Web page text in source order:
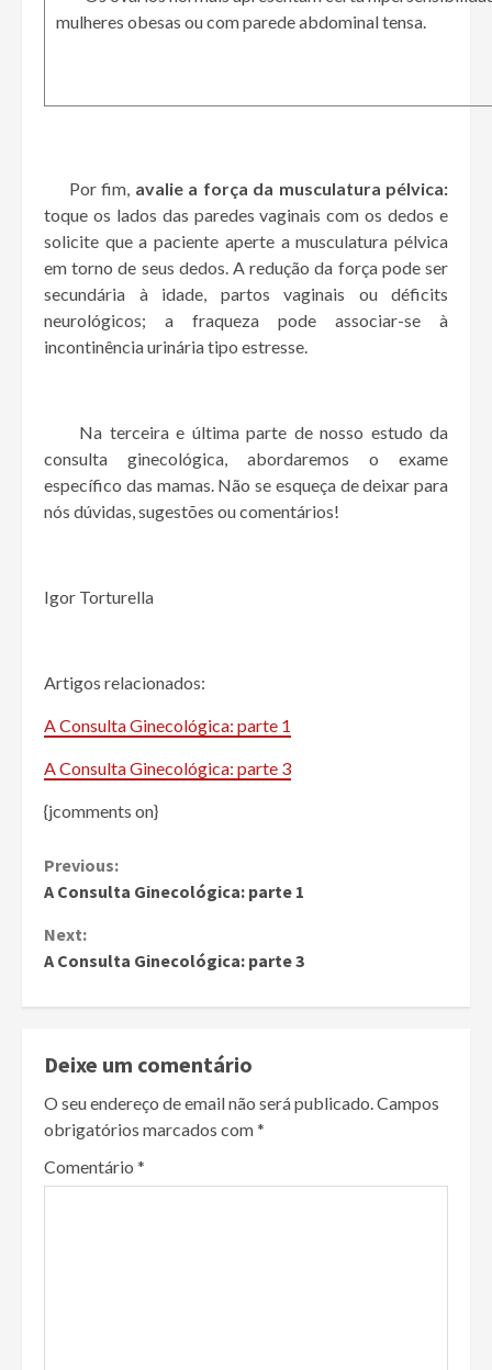
mulheres obesas ou com parede abdominal tensa.
Por fim, avalie a força da musculatura pélvica:
toque os lados das paredes vaginais com os dedos e
solicite que a paciente aperte a musculatura pélvica
em torno de seus dedos. A redução da força pode ser
secundária à idade, partos vaginais ou déficits
neurológicos; a fraqueza pode associar-se à
incontinência urinária tipo estresse.
Na terceira e última parte de nosso estudo da
consulta ginecológica, abordaremos o exame
específico das mamas. Não se esqueça de deixar para
nós dúvidas, sugestões ou comentários!
Igor Torturella
Artigos relacionados:
A Consulta Ginecológica: parte 1
A Consulta Ginecológica: parte 3
{jcomments on}
Continue
Previous:
A Consulta Ginecológica: parte 1
Next:
A Consulta Ginecológica: parte 3
Deixe um comentário
O seu endereço de email não será publicado.Campos
obrigatórios marcados com*
Comentário *